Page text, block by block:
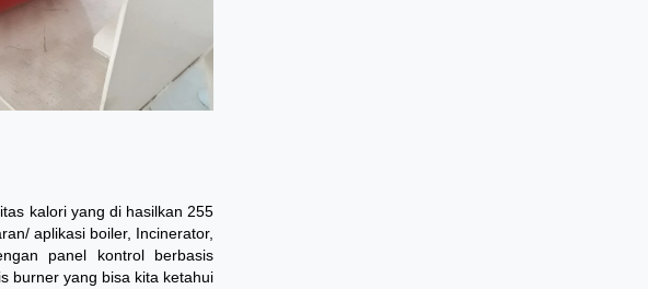
kalori yang di hasilkan 255
aplikasi boiler, Incinerator,
panel kontrol berbasis
burner yang bisa kita ketahui